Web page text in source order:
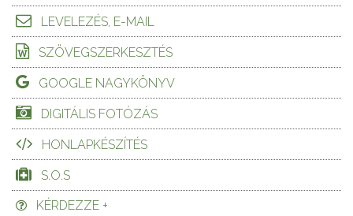
LEVELEZÉS, E-MAIL
SZÖVEGSZERKESZTÉS
GOOGLE NAGYKÖNYV
DIGITÁLIS FOTÓZÁS
HONLAPKÉSZÍTÉS
S.O.S
KÉRDEZZE +